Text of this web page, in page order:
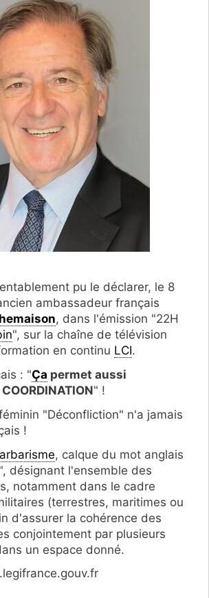
pu le déclarer, le 8
ambassadeur français
, dans l'émission "22H
", sur la chaîne de télévision
en continu LCI.
: "Ça permet aussi
" !
"Déconfliction" n'a jamais
!
, calque du mot anglais
désignant l'ensemble des
notamment dans le cadre
(terrestres, maritimes ou
d'assurer la cohérence des
conjointement par plusieurs
un espace donné.